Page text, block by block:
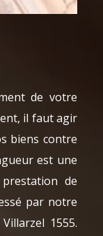
de votre
il faut agir
biens contre
est une
de
par notre
1555.